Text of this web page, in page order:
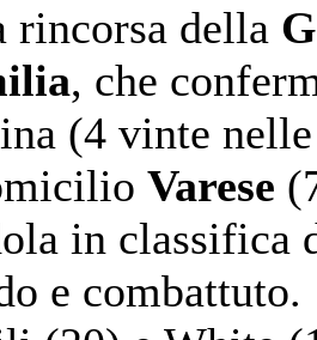
rincorsa della
, che
(4 vinte
Varese
in classifica
e combattuto.